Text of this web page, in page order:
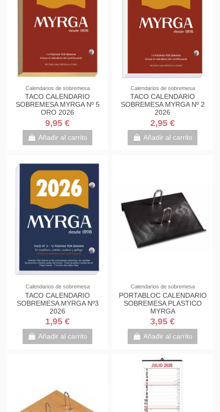
Calendarios de sobremesa
TACO CALENDARIO
SOBREMESA MYRGA Nº 5
ORO 2026
9,95 €
Añadir al carrito
Calendarios de sobremesa
TACO CALENDARIO
SOBREMESA MYRGA Nº 2
2026
2,95 €
Añadir al carrito
Calendarios de sobremesa
TACO CALENDARIO
SOBREMESA MYRGA Nº3
2026
1,95 €
Añadir al carrito
Calendarios de sobremesa
PORTABLOC CALENDARIO
SOBREMESA PLASTICO
MYRGA
3,95 €
Añadir al carrito